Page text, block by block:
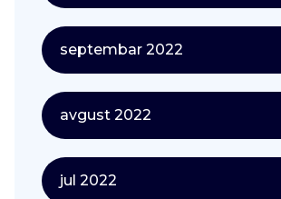
septembar 2022
avgust 2022
jul 2022